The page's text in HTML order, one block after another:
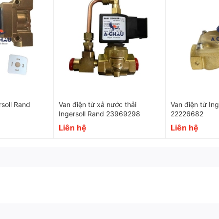
Thép không gỉ, đồng
lượng. Được thiết kế trong môi trường áp suất và nhiệt
Rand
Van điện từ xả nước thải
Ingersoll Rand 23969298
Liên hệ
Van điện từ
22226682
Liên hệ